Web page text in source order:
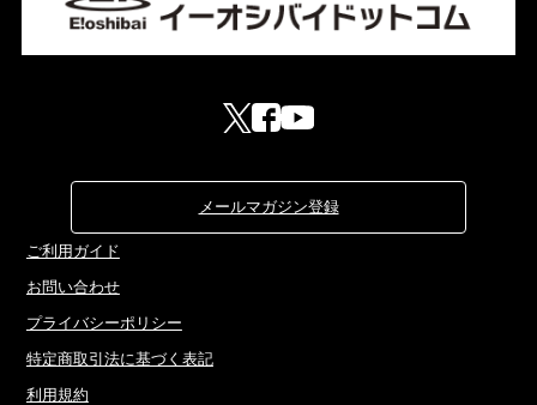
メールマガジン登録
ご利用ガイド
お問い合わせ
プライバシーポリシー
特定商取引法に基づく表記
利用規約